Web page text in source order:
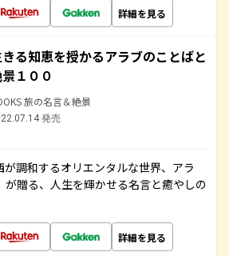
詳細を見る
る知恵を授かるアラブのことばと
１００
旅の名言＆絶景
発売
が調和するオリエンタルな世界、アラ
が贈る、人生を輝かせる名言と癒やしの
詳細を見る